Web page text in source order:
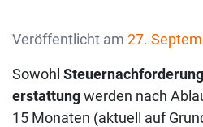
Veröffentlicht am 27.
Sowohl
erstattungwerden nach
15 Monaten (aktuell auf